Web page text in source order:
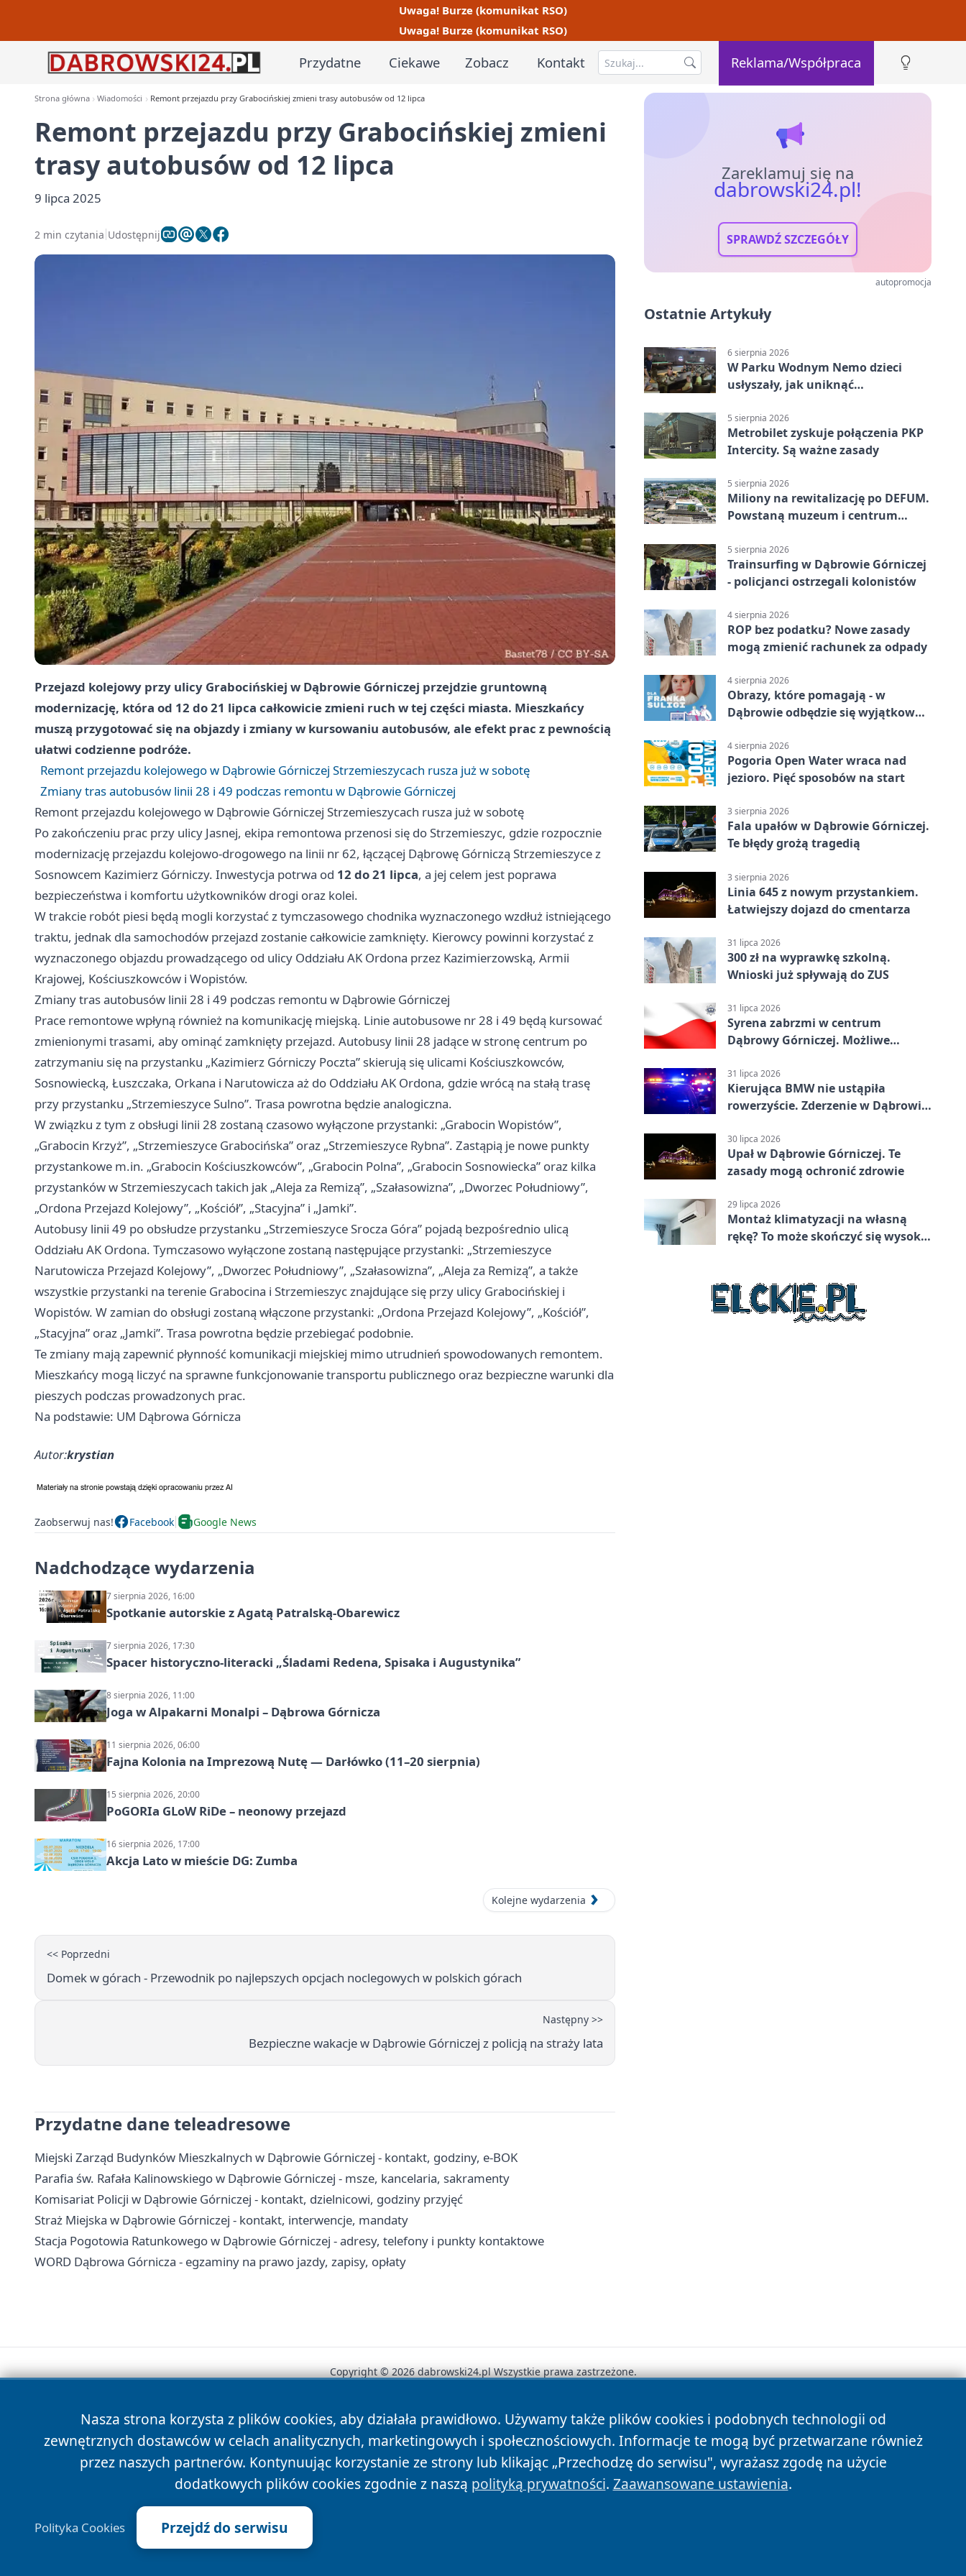
Uwaga! Burze (komunikat RSO)
Uwaga! Burze (komunikat RSO)
Przydatne Ciekawe Zobacz Kontakt Reklama/Współpraca
Strona główna Wiadomości Remont przejazdu przy Grabocińskiej zmieni trasy autobusów od 12 lipca
Remont przejazdu przy Grabocińskiej zmieni
trasy autobusów od 12 lipca
9 lipca 2025
2 min czytania Udostępnij
Przejazd kolejowy przy ulicy Grabocińskiej w Dąbrowie Górniczej przejdzie gruntowną
modernizację, która od 12 do 21 lipca całkowicie zmieni ruch w tej części miasta. Mieszkańcy
muszą przygotować się na objazdy i zmiany w kursowaniu autobusów, ale efekt prac z pewnością
ułatwi codzienne podróże.
Remont przejazdu kolejowego w Dąbrowie Górniczej Strzemieszycach rusza już w sobotę
Zmiany tras autobusów linii 28 i 49 podczas remontu w Dąbrowie Górniczej
Remont przejazdu kolejowego w Dąbrowie Górniczej Strzemieszycach rusza już w sobotę
Po zakończeniu prac przy ulicy Jasnej, ekipa remontowa przenosi się do Strzemieszyc, gdzie rozpocznie
modernizację przejazdu kolejowo-drogowego na linii nr 62, łączącej Dąbrowę Górniczą Strzemieszyce z
Sosnowcem Kazimierz Górniczy. Inwestycja potrwa od 12 do 21 lipca, a jej celem jest poprawa
bezpieczeństwa i komfortu użytkowników drogi oraz kolei.
W trakcie robót piesi będą mogli korzystać z tymczasowego chodnika wyznaczonego wzdłuż istniejącego
traktu, jednak dla samochodów przejazd zostanie całkowicie zamknięty. Kierowcy powinni korzystać z
wyznaczonego objazdu prowadzącego od ulicy Oddziału AK Ordona przez Kazimierzowską, Armii
Krajowej, Kościuszkowców i Wopistów.
Zmiany tras autobusów linii 28 i 49 podczas remontu w Dąbrowie Górniczej
Prace remontowe wpłyną również na komunikację miejską. Linie autobusowe nr 28 i 49 będą kursować
zmienionymi trasami, aby ominąć zamknięty przejazd. Autobusy linii 28 jadące w stronę centrum po
zatrzymaniu się na przystanku „Kazimierz Górniczy Poczta” skierują się ulicami Kościuszkowców,
Sosnowiecką, Łuszczaka, Orkana i Narutowicza aż do Oddziału AK Ordona, gdzie wrócą na stałą trasę
przy przystanku „Strzemieszyce Sulno”. Trasa powrotna będzie analogiczna.
W związku z tym z obsługi linii 28 zostaną czasowo wyłączone przystanki: „Grabocin Wopistów”,
„Grabocin Krzyż”, „Strzemieszyce Grabocińska” oraz „Strzemieszyce Rybna”. Zastąpią je nowe punkty
przystankowe m.in. „Grabocin Kościuszkowców”, „Grabocin Polna”, „Grabocin Sosnowiecka” oraz kilka
przystanków w Strzemieszycach takich jak „Aleja za Remizą”, „Szałasowizna”, „Dworzec Południowy”,
„Ordona Przejazd Kolejowy”, „Kościół”, „Stacyjna” i „Jamki”.
Autobusy linii 49 po obsłudze przystanku „Strzemieszyce Srocza Góra” pojadą bezpośrednio ulicą
Oddziału AK Ordona. Tymczasowo wyłączone zostaną następujące przystanki: „Strzemieszyce
Narutowicza Przejazd Kolejowy”, „Dworzec Południowy”, „Szałasowizna”, „Aleja za Remizą”, a także
wszystkie przystanki na terenie Grabocina i Strzemieszyc znajdujące się przy ulicy Grabocińskiej i
Wopistów. W zamian do obsługi zostaną włączone przystanki: „Ordona Przejazd Kolejowy”, „Kościół”,
„Stacyjna” oraz „Jamki”. Trasa powrotna będzie przebiegać podobnie.
Te zmiany mają zapewnić płynność komunikacji miejskiej mimo utrudnień spowodowanych remontem.
Mieszkańcy mogą liczyć na sprawne funkcjonowanie transportu publicznego oraz bezpieczne warunki dla
pieszych podczas prowadzonych prac.
Na podstawie: UM Dąbrowa Górnicza
Autor:krystian
Zaobserwuj nas! Facebook Google News
Nadchodzące wydarzenia
7 sierpnia 2026, 16:00
Spotkanie autorskie z Agatą Patralską-Obarewicz
7 sierpnia 2026, 17:30
Spacer historyczno-literacki „Śladami Redena, Spisaka i Augustynika”
8 sierpnia 2026, 11:00
Joga w Alpakarni Monalpi – Dąbrowa Górnicza
11 sierpnia 2026, 06:00
Fajna Kolonia na Imprezową Nutę — Darłówko (11–20 sierpnia)
15 sierpnia 2026, 20:00
PoGORIa GLoW RiDe – neonowy przejazd
16 sierpnia 2026, 17:00
Akcja Lato w mieście DG: Zumba
Kolejne wydarzenia
<< Poprzedni
Domek w górach - Przewodnik po najlepszych opcjach noclegowych w polskich górach
Następny >>
Bezpieczne wakacje w Dąbrowie Górniczej z policją na straży lata
Przydatne dane teleadresowe
Miejski Zarząd Budynków Mieszkalnych w Dąbrowie Górniczej - kontakt, godziny, e-BOK
Parafia św. Rafała Kalinowskiego w Dąbrowie Górniczej - msze, kancelaria, sakramenty
Komisariat Policji w Dąbrowie Górniczej - kontakt, dzielnicowi, godziny przyjęć
Straż Miejska w Dąbrowie Górniczej - kontakt, interwencje, mandaty
Stacja Pogotowia Ratunkowego w Dąbrowie Górniczej - adresy, telefony i punkty kontaktowe
WORD Dąbrowa Górnicza - egzaminy na prawo jazdy, zapisy, opłaty
Zareklamuj się na
dabrowski24.pl!
SPRAWDŹ SZCZEGÓŁY
autopromocja
Ostatnie Artykuły
6 sierpnia 2026
W Parku Wodnym Nemo dzieci
usłyszały, jak uniknąć
5 sierpnia 2026
Metrobilet zyskuje połączenia PKP
Intercity. Są ważne zasady
5 sierpnia 2026
Miliony na rewitalizację po DEFUM.
Powstaną muzeum i centrum
5 sierpnia 2026
Trainsurfing w Dąbrowie Górniczej
- policjanci ostrzegali kolonistów
4 sierpnia 2026
ROP bez podatku? Nowe zasady
mogą zmienić rachunek za odpady
4 sierpnia 2026
Obrazy, które pomagają - w
Dąbrowie odbędzie się wyjątkowa
4 sierpnia 2026
Pogoria Open Water wraca nad
jezioro. Pięć sposobów na start
3 sierpnia 2026
Fala upałów w Dąbrowie Górniczej.
Te błędy grożą tragedią
3 sierpnia 2026
Linia 645 z nowym przystankiem.
Łatwiejszy dojazd do cmentarza
31 lipca 2026
300 zł na wyprawkę szkolną.
Wnioski już spływają do ZUS
31 lipca 2026
Syrena zabrzmi w centrum
Dąbrowy Górniczej. Możliwe
31 lipca 2026
Kierująca BMW nie ustąpiła
rowerzyście. Zderzenie w Dąbrowie
30 lipca 2026
Upał w Dąbrowie Górniczej. Te
zasady mogą ochronić zdrowie
29 lipca 2026
Montaż klimatyzacji na własną
rękę? To może skończyć się wysoką
Nasza strona korzysta z plików cookies, aby działała prawidłowo. Używamy także plików cookies i podobnych technologii od
zewnętrznych dostawców w celach analitycznych, marketingowych i społecznościowych. Informacje te mogą być przetwarzane również
przez naszych partnerów. Kontynuując korzystanie ze strony lub klikając „Przechodzę do serwisu", wyrażasz zgodę na użycie
dodatkowych plików cookies zgodnie z naszą polityką prywatności. Zaawansowane ustawienia.
Polityka Cookies Przejdź do serwisu
Copyright © 2026 dabrowski24.pl Wszystkie prawa zastrzeżone.
News Autorzy Polityka Prywatności Polityka Cookies